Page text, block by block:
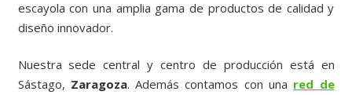
escayola con una amplia gama de productos de calidad y
diseño innovador.
Nuestra sede central y centro de producción está en
Sástago, Zaragoza. Además contamos con una red de